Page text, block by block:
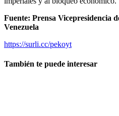
Fuente: Prensa Vicepresidencia
Venezuela
https://surli.cc/pekoyt
También te puede interesar